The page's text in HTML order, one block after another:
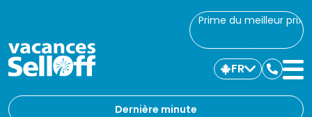
Prime du meilleur prix
Dernière minute
FR
avec